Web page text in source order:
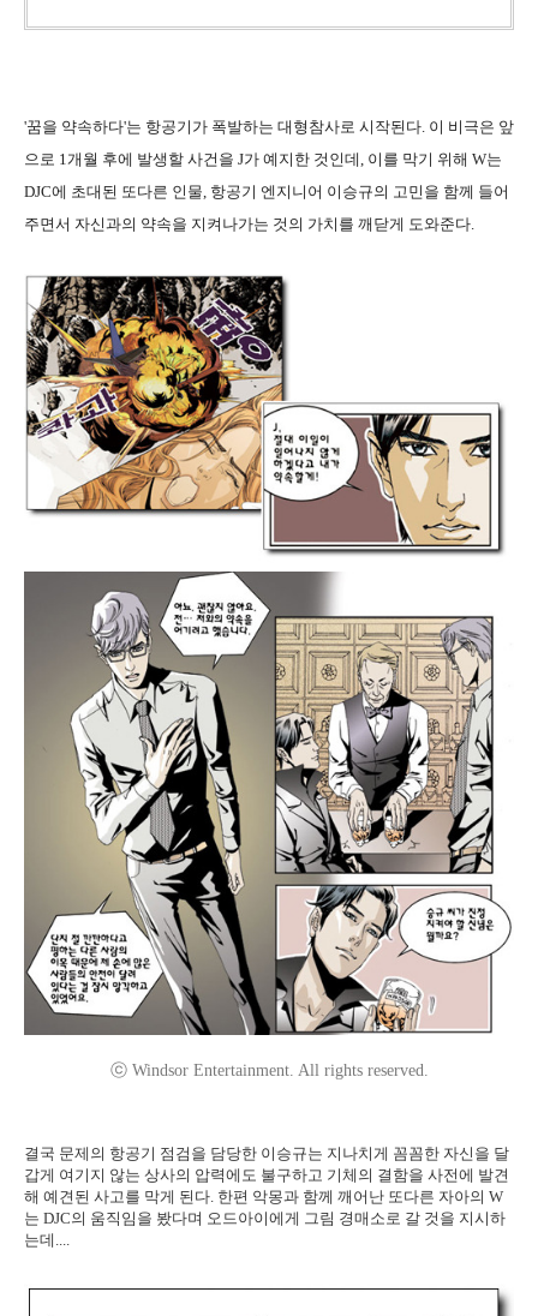
'꿈을 약속하다'는 항공기가 폭발하는 대형참사로 시작된다. 이 비극은 앞
으로 1개월 후에 발생할 사건을 J가 예지한 것인데, 이를 막기 위해 W는
DJC에 초대된 또다른 인물, 항공기 엔지니어 이승규의 고민을 함께 들어
주면서 자신과의 약속을 지켜나가는 것의 가치를 깨닫게 도와준다.
ⓒ Windsor Entertainment. All rights reserved.
결국 문제의 항공기 점검을 담당한 이승규는 지나치게 꼼꼼한 자신을 달
갑게 여기지 않는 상사의 압력에도 불구하고 기체의 결함을 사전에 발견
해 예견된 사고를 막게 된다. 한편 악몽과 함께 깨어난 또다른 자아의 W
는 DJC의 움직임을 봤다며 오드아이에게 그림 경매소로 갈 것을 지시하
는데....